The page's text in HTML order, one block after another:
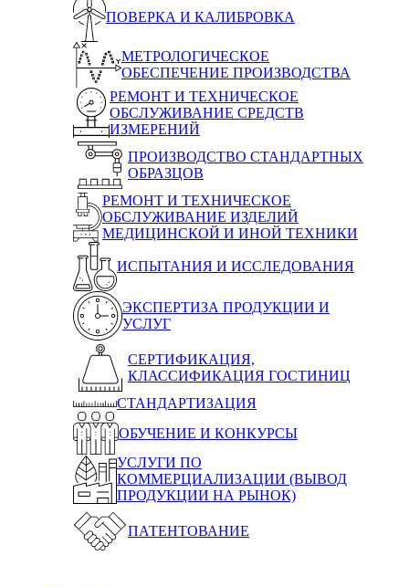
ПОВЕРКА И КАЛИБРОВКА
МЕТРОЛОГИЧЕСКОЕ
ОБЕСПЕЧЕНИЕ ПРОИЗВОДСТВА
РЕМОНТ И ТЕХНИЧЕСКОЕ
ОБСЛУЖИВАНИЕ СРЕДСТВ
ИЗМЕРЕНИЙ
ПРОИЗВОДСТВО СТАНДАРТНЫХ
ОБРАЗЦОВ
РЕМОНТ И ТЕХНИЧЕСКОЕ
ОБСЛУЖИВАНИЕ ИЗДЕЛИЙ
МЕДИЦИНСКОЙ И ИНОЙ ТЕХНИКИ
ИСПЫТАНИЯ И ИССЛЕДОВАНИЯ
ЭКСПЕРТИЗА ПРОДУКЦИИ И
УСЛУГ
СЕРТИФИКАЦИЯ,
КЛАССИФИКАЦИЯ ГОСТИНИЦ
СТАНДАРТИЗАЦИЯ
ОБУЧЕНИЕ И КОНКУРСЫ
УСЛУГИ ПО
КОММЕРЦИАЛИЗАЦИИ (ВЫВОД
ПРОДУКЦИИ НА РЫНОК)
ПАТЕНТОВАНИЕ